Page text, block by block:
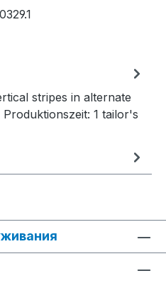
stripes in alternate
1 tailor's